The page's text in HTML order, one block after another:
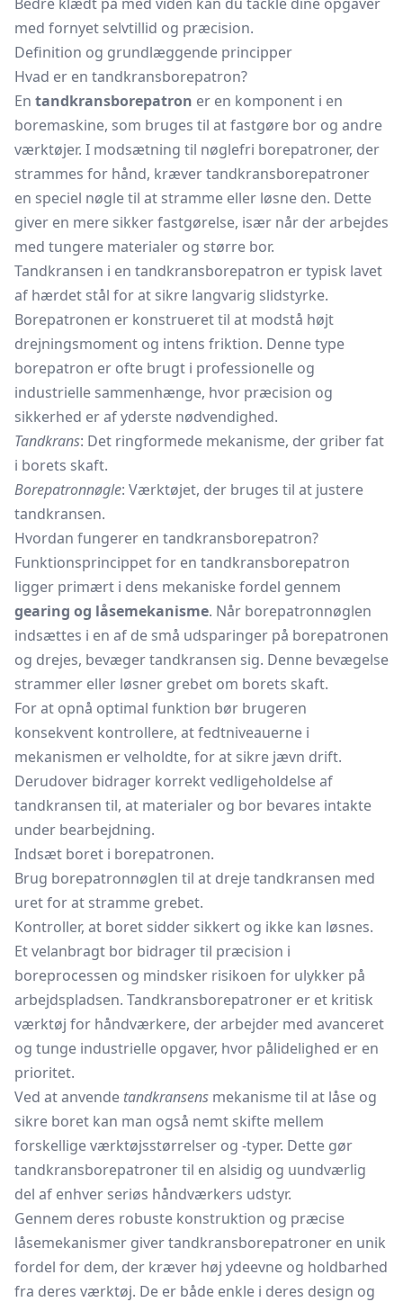
med fornyet selvtillid og præcision.
Definition og grundlæggende principper
Hvad er en tandkransborepatron?
En tandkransborepatron er en komponent i en
boremaskine, som bruges til at fastgøre bor og andre
værktøjer. I modsætning til nøglefri borepatroner, der
strammes for hånd, kræver tandkransborepatroner
en speciel nøgle til at stramme eller løsne den. Dette
giver en mere sikker fastgørelse, især når der arbejdes
med tungere materialer og større bor.
Tandkransen i en tandkransborepatron er typisk lavet
af hærdet stål for at sikre langvarig slidstyrke.
Borepatronen er konstrueret til at modstå højt
drejningsmoment og intens friktion. Denne type
borepatron er ofte brugt i professionelle og
industrielle sammenhænge, hvor præcision og
sikkerhed er af yderste nødvendighed.
Tandkrans: Det ringformede mekanisme, der griber fat
i borets skaft.
Borepatronnøgle: Værktøjet, der bruges til at justere
tandkransen.
Hvordan fungerer en tandkransborepatron?
Funktionsprincippet for en tandkransborepatron
ligger primært i dens mekaniske fordel gennem
gearing og låsemekanisme. Når borepatronnøglen
indsættes i en af de små udsparinger på borepatronen
og drejes, bevæger tandkransen sig. Denne bevægelse
strammer eller løsner grebet om borets skaft.
For at opnå optimal funktion bør brugeren
konsekvent kontrollere, at fedtniveauerne i
mekanismen er velholdte, for at sikre jævn drift.
Derudover bidrager korrekt vedligeholdelse af
tandkransen til, at materialer og bor bevares intakte
under bearbejdning.
Indsæt boret i borepatronen.
Brug borepatronnøglen til at dreje tandkransen med
uret for at stramme grebet.
Kontroller, at boret sidder sikkert og ikke kan løsnes.
Et velanbragt bor bidrager til præcision i
boreprocessen og mindsker risikoen for ulykker på
arbejdspladsen. Tandkransborepatroner er et kritisk
værktøj for håndværkere, der arbejder med avanceret
og tunge industrielle opgaver, hvor pålidelighed er en
prioritet.
Ved at anvende tandkransens mekanisme til at låse og
sikre boret kan man også nemt skifte mellem
forskellige værktøjsstørrelser og -typer. Dette gør
tandkransborepatroner til en alsidig og uundværlig
del af enhver seriøs håndværkers udstyr.
Gennem deres robuste konstruktion og præcise
låsemekanismer giver tandkransborepatroner en unik
fordel for dem, der kræver høj ydeevne og holdbarhed
fra deres værktøj. De er både enkle i deres design og